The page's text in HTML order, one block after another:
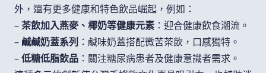
外，還有更多健康和特色飲品崛起，例如：
–茶飲加入燕麥、椰奶等健康元素 ：迎合健康飲食潮流。
– 鹹鹹奶蓋系列 ：鹹味奶蓋搭配微苦茶飲，口感獨特。
–低糖低脂飲品 ：關注糖尿病患者及健康意識者需求。